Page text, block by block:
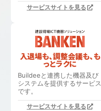
サービスサイトを見る
入退場も、調整会議も、も
っとラクに
Buildeeと連携した機器及び
システムを提供するサービス
です。
サービスサイトを見る